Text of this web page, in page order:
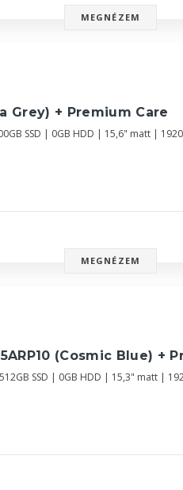
MEGNÉZEM
Grey) + Premium Care
SSD | 0GB HDD | 15,6" matt |
MEGNÉZEM
(Cosmic Blue) +
SSD | 0GB HDD | 15,3" matt |